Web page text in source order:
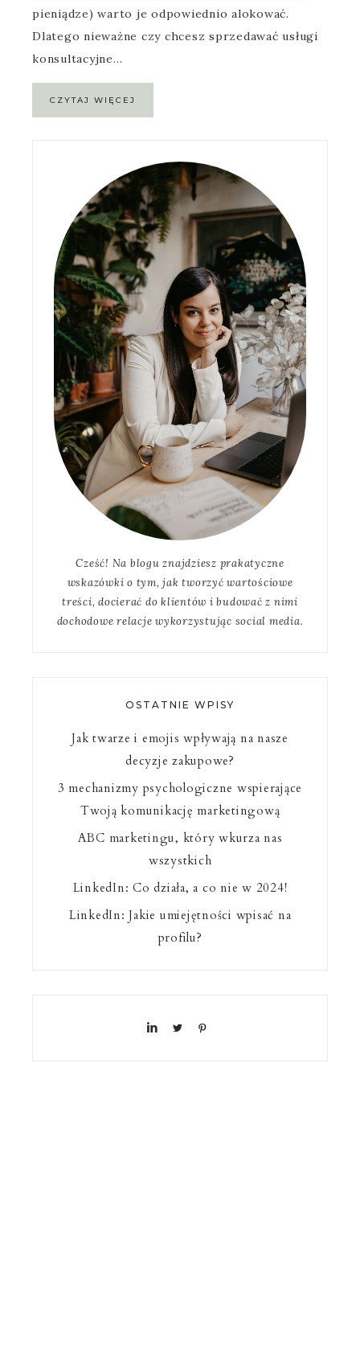
pieniądze) warto je odpowiednio alokować.
Dlatego nieważne czy chcesz sprzedawać usługi
konsultacyjne…
CZYTAJ WIĘCEJ
Cześć! Na blogu znajdziesz prakatyczne
wskazówki o tym, jak tworzyć wartościowe
treści, docierać do klientów i budować z nimi
dochodowe relacje wykorzystując social media.
OSTATNIE WPISY
Jak twarze i emojis wpływają na nasze
decyzje zakupowe?
3 mechanizmy psychologiczne wspierające
Twoją komunikację marketingową
ABC marketingu, który wkurza nas
wszystkich
LinkedIn: Co działa, a co nie w 2024!
LinkedIn: Jakie umiejętności wpisać na
profilu?